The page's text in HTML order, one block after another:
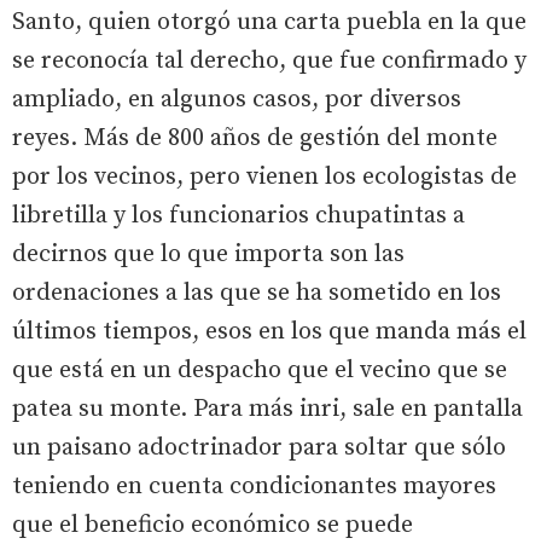
Santo, quien otorgó una carta puebla en la que
se reconocía tal derecho, que fue confirmado y
ampliado, en algunos casos, por diversos
reyes. Más de 800 años de gestión del monte
por los vecinos, pero vienen los ecologistas de
libretilla y los funcionarios chupatintas a
decirnos que lo que importa son las
ordenaciones a las que se ha sometido en los
últimos tiempos, esos en los que manda más el
que está en un despacho que el vecino que se
patea su monte. Para más inri, sale en pantalla
un paisano adoctrinador para soltar que sólo
teniendo en cuenta condicionantes mayores
que el beneficio económico se puede